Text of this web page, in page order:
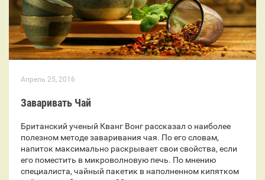
Апрель 25, 2016
Заваривать Чай
Британский ученый Кванг Вонг рассказал о наиболее
полезном методе заваривания чая. По его словам,
напиток максимально раскрывает свои свойства, если
его поместить в микроволновую печь. По мнению
специалиста, чайный пакетик в наполненном кипятком